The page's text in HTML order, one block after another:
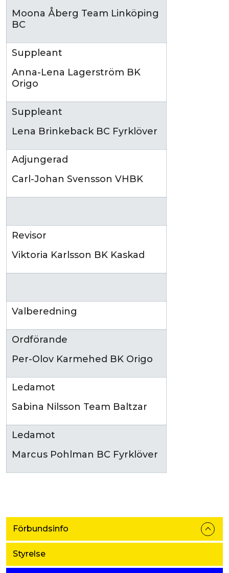
Förbundsinfo
Styrelse
Moona Åberg Team Linköping
BC
Suppleant
Anna-Lena Lagerström BK
Origo
Suppleant
Lena Brinkeback BC Fyrklöver
Adjungerad
Carl-Johan Svensson VHBK
Revisor
Viktoria Karlsson BK Kaskad
Valberedning
Ordförande
Per-Olov Karmehed BK Origo
Ledamot
Sabina Nilsson Team Baltzar
Ledamot
Marcus Pohlman BC Fyrklöver